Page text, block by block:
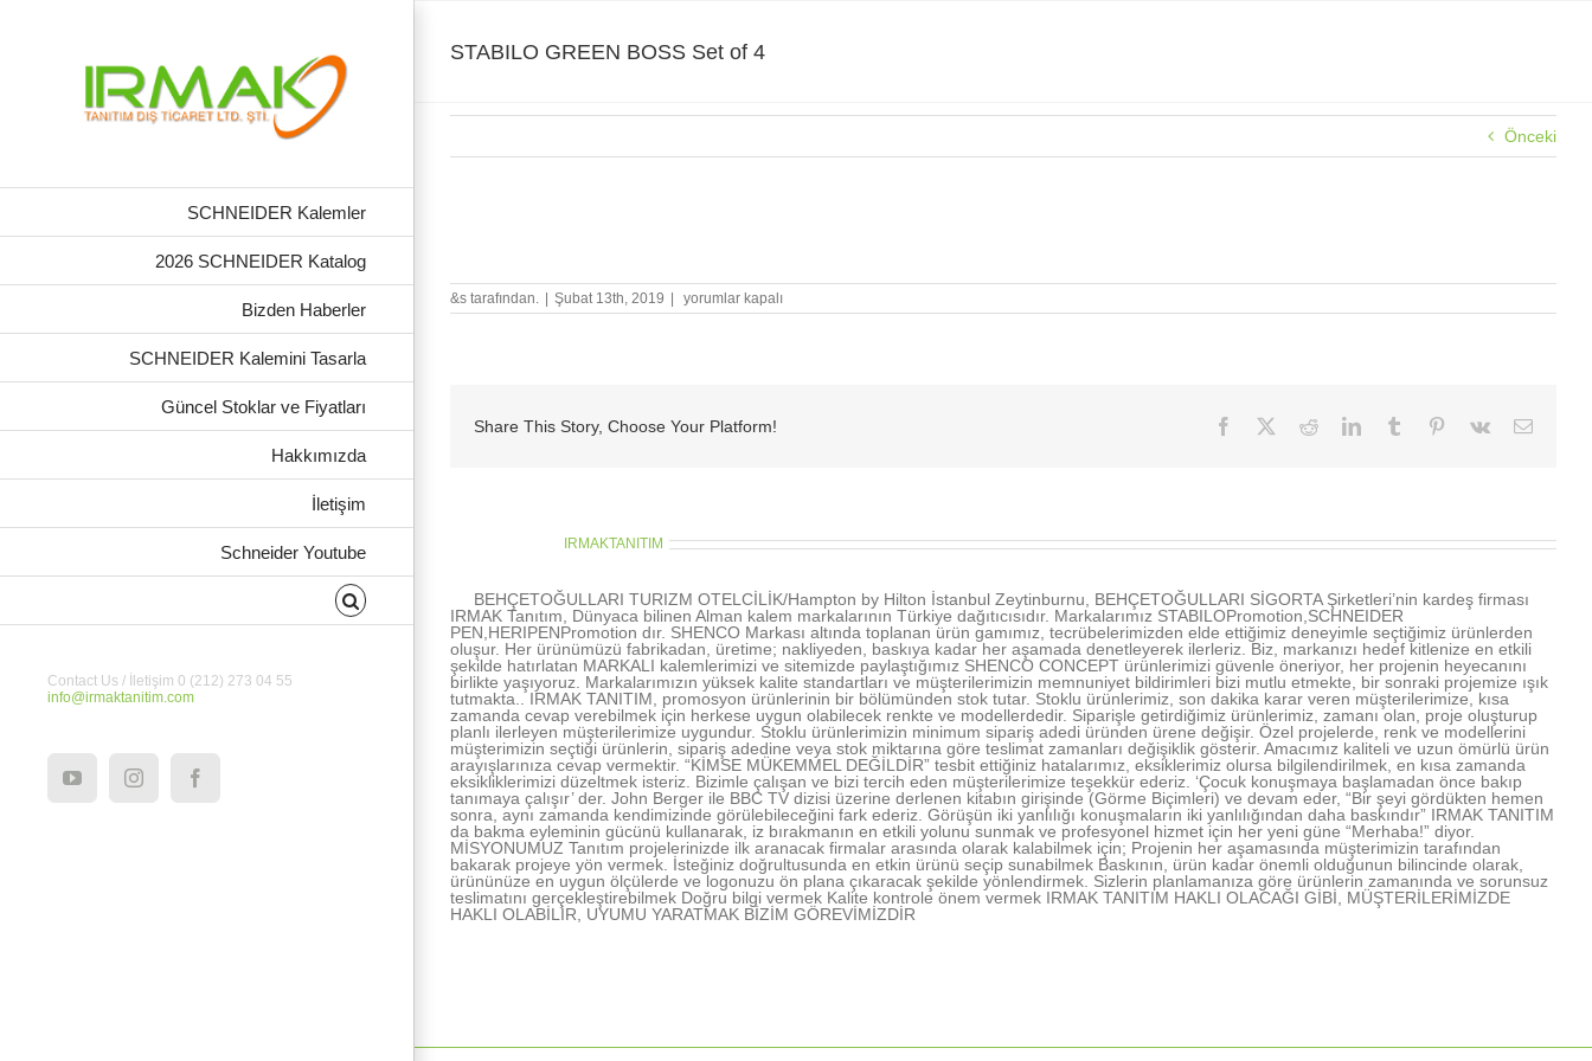
SCHNEIDER Kalemler
2026 SCHNEIDER Katalog
Bizden Haberler
SCHNEIDER Kalemini Tasarla
Güncel Stoklar ve Fiyatları
Hakkımızda
İletişim
Schneider Youtube
Contact Us / İletişim 0 (212) 273 04 55
info@irmaktanitim.com
YouTubeInstagramFacebook
STABILO GREEN BOSS Set of 4
Önceki
&s tarafından. Şubat 13th, 2019
STABILO
GREEN
yorumlar kapalı
Share This Story, Choose Your Platform! Facebook RedditLinkedInTumblr Pinterest
Vk
E-
IRMAKTANITIM
BEHÇETOĞULLARI TURIZM OTELCİLİK/Hampton by Hilton İstanbul Zeytinburnu, BEHÇETOĞULLARI SİGORTA Şirketleri’nin kardeş firması
IRMAK Tanıtım, Dünyaca bilinen Alman kalem markalarının Türkiye dağıtıcısıdır. Markalarımız STABILOPromotion,SCHNEIDER
PEN,HERIPENPromotion dır. SHENCO Markası altında toplanan ürün gamımız, tecrübelerimizden elde ettiğimiz deneyimle seçtiğimiz ürünlerden
oluşur. Her ürünümüzü fabrikadan, üretime; nakliyeden, baskıya kadar her aşamada denetleyerek ilerleriz. Biz, markanızı hedef kitlenize en etkili
şekilde hatırlatan MARKALI kalemlerimizi ve sitemizde paylaştığımız SHENCO CONCEPT ürünlerimizi güvenle öneriyor, her projenin heyecanını
birlikte yaşıyoruz. Markalarımızın yüksek kalite standartları ve müşterilerimizin memnuniyet bildirimleri bizi mutlu etmekte, bir sonraki projemize ışık
tutmakta.. IRMAK TANITIM, promosyon ürünlerinin bir bölümünden stok tutar. Stoklu ürünlerimiz, son dakika karar veren müşterilerimize, kısa
zamanda cevap verebilmek için herkese uygun olabilecek renkte ve modellerdedir. Siparişle getirdiğimiz ürünlerimiz, zamanı olan, proje oluşturup
planlı ilerleyen müşterilerimize uygundur. Stoklu ürünlerimizin minimum sipariş adedi üründen ürene değişir. Özel projelerde, renk ve modellerini
müşterimizin seçtiği ürünlerin, sipariş adedine veya stok miktarına göre teslimat zamanları değişiklik gösterir. Amacımız kaliteli ve uzun ömürlü ürün
arayışlarınıza cevap vermektir. “KİMSE MÜKEMMEL DEĞİLDİR” tesbit ettiğiniz hatalarımız, eksiklerimiz olursa bilgilendirilmek, en kısa zamanda
eksikliklerimizi düzeltmek isteriz. Bizimle çalışan ve bizi tercih eden müşterilerimize teşekkür ederiz. ‘Çocuk konuşmaya başlamadan önce bakıp
tanımaya çalışır’ der. John Berger ile BBC TV dizisi üzerine derlenen kitabın girişinde (Görme Biçimleri) ve devam eder, “Bir şeyi gördükten hemen
sonra, aynı zamanda kendimizinde görülebileceğini fark ederiz. Görüşün iki yanlılığı konuşmaların iki yanlılığından daha baskındır” IRMAK TANITIM
da bakma eyleminin gücünü kullanarak, iz bırakmanın en etkili yolunu sunmak ve profesyonel hizmet için her yeni güne “Merhaba!” diyor.
MİSYONUMUZ Tanıtım projelerinizde ilk aranacak firmalar arasında olarak kalabilmek için; Projenin her aşamasında müşterimizin tarafından
bakarak projeye yön vermek. İsteğiniz doğrultusunda en etkin ürünü seçip sunabilmek Baskının, ürün kadar önemli olduğunun bilincinde olarak,
ürününüze en uygun ölçülerde ve logonuzu ön plana çıkaracak şekilde yönlendirmek. Sizlerin planlamanıza göre ürünlerin zamanında ve sorunsuz
teslimatını gerçekleştirebilmek Doğru bilgi vermek Kalite kontrole önem vermek IRMAK TANITIM HAKLI OLACAĞI GİBİ, MÜŞTERİLERİMİZDE
HAKLI OLABİLİR, UYUMU YARATMAK BİZİM GÖREVİMİZDİR